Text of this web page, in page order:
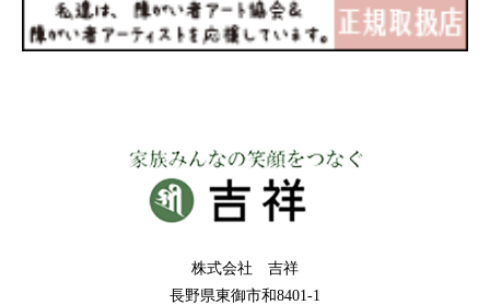
株式会社 吉祥
長野県東御市和8401-1